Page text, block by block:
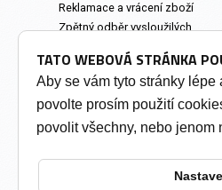
Reklamace a vrácení zboží
Zpětný odběr vysloužilých
Prodejna a osobní odběr
INFORMACE
Soukromí a cookies
TATO WEBOVÁ STRÁNKA
Aby se vám tyto stránky lépe
povolte prosím použití
povolit všechny, nebo jenom